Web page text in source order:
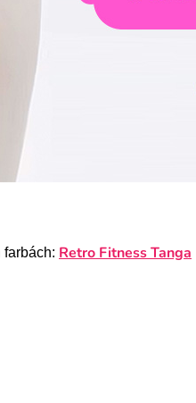
farbách: Retro Fitness Tanga